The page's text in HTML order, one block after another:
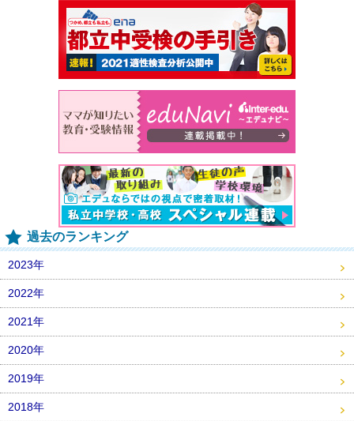
過去のランキング
2023年
2022年
2021年
2020年
2019年
2018年